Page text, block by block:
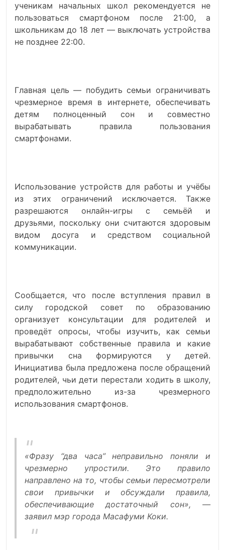
ученикам начальных школ рекомендуется не
пользоваться смартфоном после 21:00, а
школьникам до 18 лет — выключать устройства
не позднее 22:00.
Главная цель — побудить семьи ограничивать
чрезмерное время в интернете, обеспечивать
детям полноценный сон и совместно
вырабатывать правила пользования
смартфонами.
Использование устройств для работы и учёбы
из этих ограничений исключается. Также
разрешаются онлайн-игры с семьёй и
друзьями, поскольку они считаются здоровым
видом досуга и средством социальной
коммуникации.
Сообщается, что после вступления правил в
силу городской совет по образованию
организует консультации для родителей и
проведёт опросы, чтобы изучить, как семьи
вырабатывают собственные правила и какие
привычки сна формируются у детей.
Инициатива была предложена после обращений
родителей, чьи дети перестали ходить в школу,
предположительно из-за чрезмерного
использования смартфонов.
«Фразу “два часа” неправильно поняли и
чрезмерно упростили. Это правило
направлено на то, чтобы семьи пересмотрели
свои привычки и обсуждали правила,
обеспечивающие достаточный сон», —
заявил мэр города Масафуми Коки.